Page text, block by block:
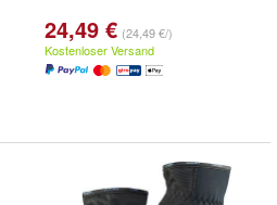
24,49 € (24,49 €/)
Kostenloser Versand